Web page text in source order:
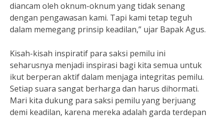
diancam oleh oknum-oknum yang tidak senang
dengan pengawasan kami. Tapi kami tetap teguh
dalam memegang prinsip keadilan,” ujar Bapak Agus.
Kisah-kisah inspiratif para saksi pemilu ini
seharusnya menjadi inspirasi bagi kita semua untuk
ikut berperan aktif dalam menjaga integritas pemilu.
Setiap suara sangat berharga dan harus dihormati.
Mari kita dukung para saksi pemilu yang berjuang
demi keadilan, karena mereka adalah garda terdepan